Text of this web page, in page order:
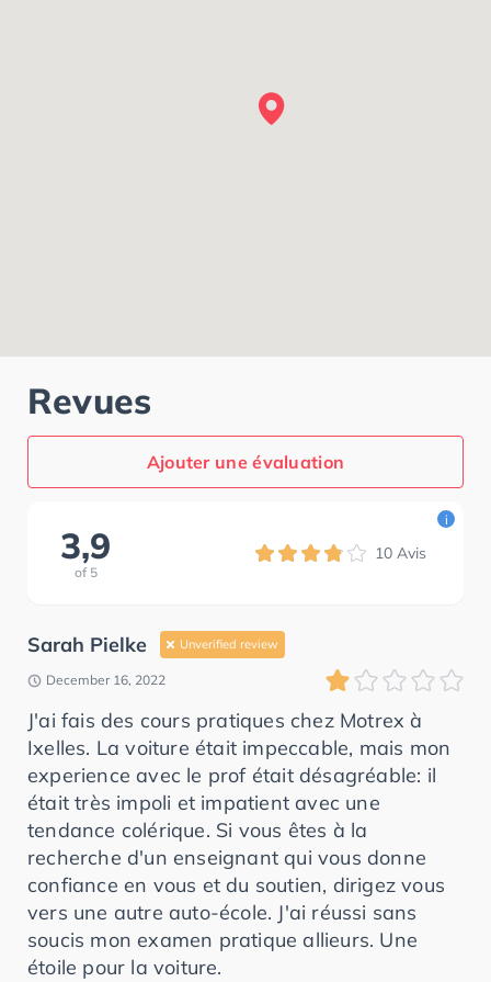
Revues
Ajouter une évaluation
3,9
of 5
10 Avis
i
Sarah Pielke Unverified review
December 16, 2022
J'ai fais des cours pratiques chez Motrex à
Ixelles. La voiture était impeccable, mais mon
experience avec le prof était désagréable: il
était très impoli et impatient avec une
tendance colérique. Si vous êtes à la
recherche d'un enseignant qui vous donne
confiance en vous et du soutien, dirigez vous
vers une autre auto-école. J'ai réussi sans
soucis mon examen pratique allieurs. Une
étoile pour la voiture.